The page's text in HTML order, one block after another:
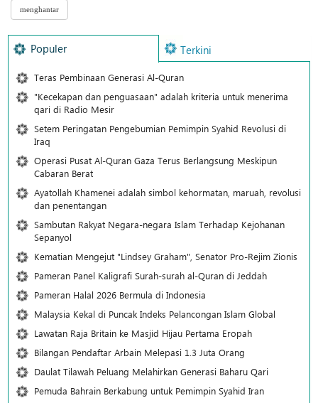
Populer Terkini
Teras Pembinaan Generasi Al-Quran
"Kecekapan dan penguasaan" adalah kriteria untuk menerima
qari di Radio Mesir
Setem Peringatan Pengebumian Pemimpin Syahid Revolusi di
Iraq
Operasi Pusat Al-Quran Gaza Terus Berlangsung Meskipun
Cabaran Berat
Ayatollah Khamenei adalah simbol kehormatan, maruah, revolusi
dan penentangan
Sambutan Rakyat Negara-negara Islam Terhadap Kejohanan
Sepanyol
Kematian Mengejut "Lindsey Graham", Senator Pro-Rejim Zionis
Pameran Panel Kaligrafi Surah-surah al-Quran di Jeddah
Pameran Halal 2026 Bermula di Indonesia
Malaysia Kekal di Puncak Indeks Pelancongan Islam Global
Lawatan Raja Britain ke Masjid Hijau Pertama Eropah
Bilangan Pendaftar Arbain Melepasi 1.3 Juta Orang
Daulat Tilawah Peluang Melahirkan Generasi Baharu Qari
Pemuda Bahrain Berkabung untuk Pemimpin Syahid Iran